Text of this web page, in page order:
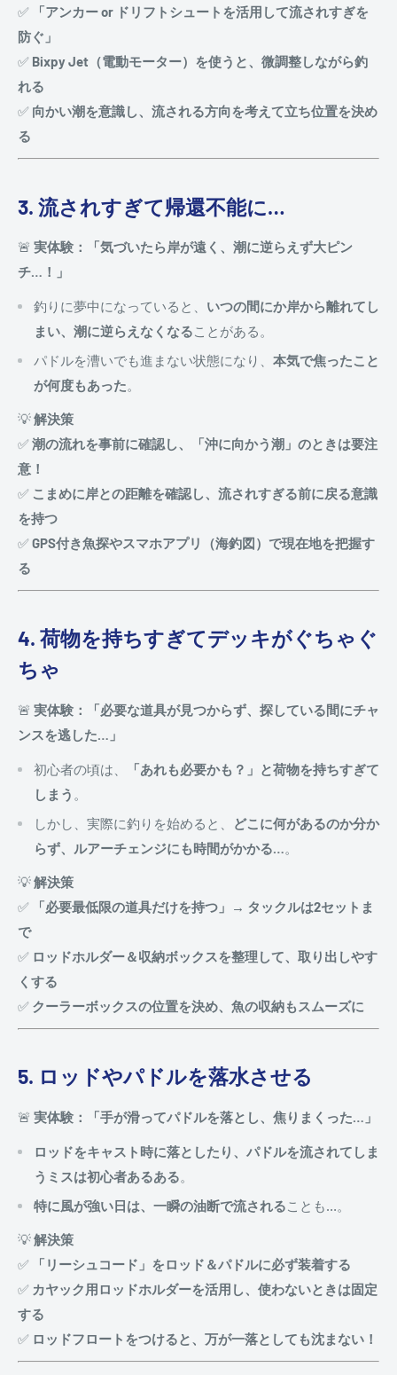
✅
「アンカー or ドリフトシュートを活用して流されすぎを
防ぐ」
✅ Bixpy Jet（電動モーター）を使うと、微調整しながら釣
れる
✅ 向かい潮を意識し、流される方向を考えて立ち位置を決め
る
3. 流されすぎて帰還不能に…
🚨 実体験：「気づいたら岸が遠く、潮に逆らえず大ピン
チ…！」
釣りに夢中になっていると、 いつの間にか岸から離れてし
まい、潮に逆らえなくなることがある。
パドルを漕いでも進まない状態になり、 本気で焦ったこと
が何度もあった。
💡解決策
✅潮の流れを事前に確認し、「沖に向かう潮」のときは要注
意！
✅ こまめに岸との距離を確認し、流されすぎる前に戻る意識
を持つ
✅GPS付き魚探やスマホアプリ（海釣図）で現在地を把握す
る
4. 荷物を持ちすぎてデッキがぐちゃぐ
ちゃ
🚨 実体験：「必要な道具が見つからず、探している間にチャ
ンスを逃した…」
初心者の頃は、
「あれも必要かも？」と荷物を持ちすぎて
しまう 。
しかし、実際に釣りを始めると、
どこに何があるのか分か
らず、ルアーチェンジにも時間がかかる…。
💡解決策
✅
「必要最低限の道具だけを持つ」→ タックルは2セットま
で
✅ ロッドホルダー＆収納ボックスを整理して、取り出しやす
くする
✅ クーラーボックスの位置を決め、魚の収納もスムーズに
5. ロッドやパドルを落水させる
🚨 実体験：「手が滑ってパドルを落とし、焦りまくった…」
ロッドをキャスト時に落としたり、パドルを流されてしま
うミスは初心者あるある。
特に風が強い日は、一瞬の油断で流されることも…。
💡解決策
✅
「リーシュコード」をロッド＆パドルに必ず装着する
✅ カヤック用ロッドホルダーを活用し、使わないときは固定
する
✅ ロッドフロートをつけると、万が一落としても沈まない！